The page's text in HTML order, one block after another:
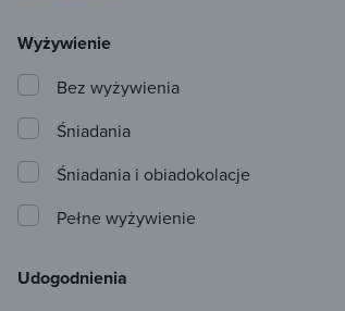
Wyżywienie
Bez wyżywienia
Śniadania
Śniadania i obiadokolacje
Pełne wyżywienie
Udogodnienia